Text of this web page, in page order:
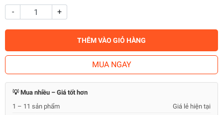
- +
THÊM VÀO GIỎ HÀNG
MUA NGAY
💡 Mua nhiều – Giá tốt hơn
1 – 11 sản phẩm
Giá lẻ hiện tại